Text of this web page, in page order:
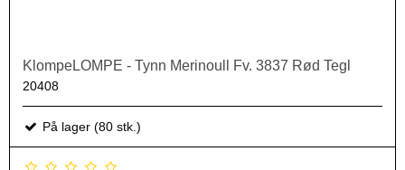
KlompeLOMPE - Tynn Merinoull Fv. 3837 Rød Tegl
20408
På lager (80 stk.)